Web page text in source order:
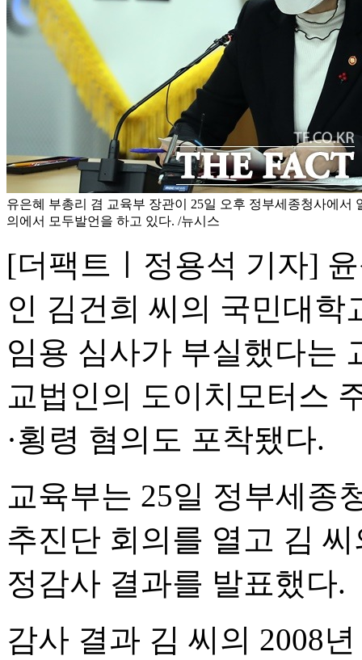
유은혜 부총리 겸 교육부 장관이 25일 오후 정부세종청사에서
의에서 모두발언을 하고 있다. /뉴시스
[더팩트ㅣ정용석 기자]
인 김건희 씨의 국민대
임용 심사가 부실했다는
교법인의 도이치모터스
·횡령 혐의도 포착됐다.
교육부는 25일 정부세종
추진단 회의를 열고 김
정감사 결과를 발표했다.
감사 결과 김 씨의 2008